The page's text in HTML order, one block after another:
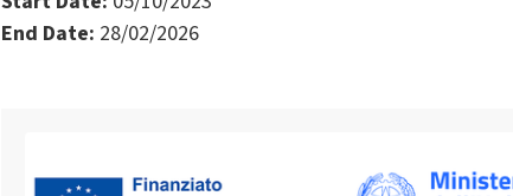
End Date: 28/02/2026